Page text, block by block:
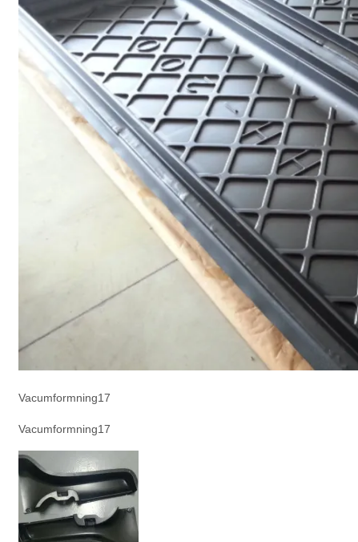
Vacumformning17
Vacumformning17